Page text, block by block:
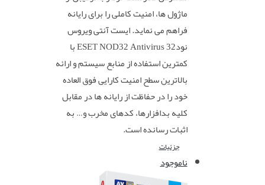
ماژول ها، امنیت کاملی را برای رایانه
فراهم می نماید. ایست آنتی ویروس
نود32 ESET NOD32 Antivirus با
کمترین استفاده از منابع سیستم و ارائه
بالاترین سطح امنیت کارایی فوق العاده
خود را در حفاظت از رایانه ها در مقابل
کلیه بدافزارها، کدهای مخرب و… به
اثبات رسانده است.
جزئیات
ناموجود